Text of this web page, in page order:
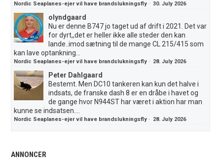
Nordic Seaplanes-ejer vil have brandslukningsfly ·30. July 2026
olyndgaard
Nu er denne B747 jo taget ud af drift i 2021. Det var
for dyrt,,det er heller ikke alle steder den kan
lande..imod sætning til de mange CL 215/415 som
kan lave optankning...
Nordic Seaplanes-ejer vil have brandslukningsfly · 28. July 2026
Peter Dahlgaard
Bestemt. Men DC10 tankeren kan kun det halve i
indsats, de franske dash 8 er en dråbe i havet og
de gange hvor N944ST har været i aktion har man
kunne se indsatsen....
Nordic Seaplanes-ejer vil have brandslukningsfly · 28. July 2026
ANNONCER